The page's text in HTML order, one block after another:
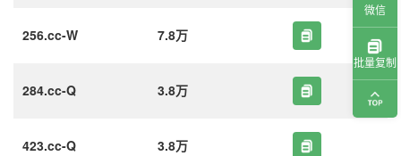
256.cc-W 7.8万
284.cc-Q 3.8万
423.cc-Q 3.8万
微信
批量复制